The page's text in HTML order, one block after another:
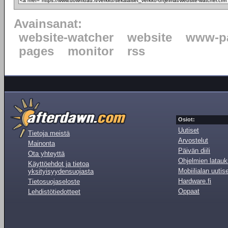
Avainsanat:
website-watcher
website
www-
pages
monitor rss
Tietoja meistä
Mainonta
Ota yhteyttä
Käyttöehdot ja tietoa
yksityisyydensuojasta
Tietosuojaseloste
Lehdistötiedotteet
Osiot:
Uutiset
Arvostelut
Päivän diili
Ohjelmien
Mobiilialan
Hardware.fi
Oppaat